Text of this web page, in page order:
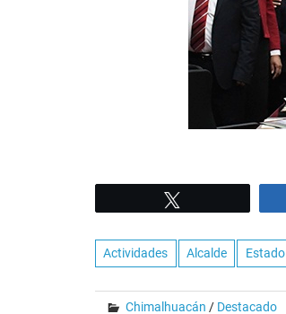
Actividades Alcalde Estado
Chimalhuacán / Destacado